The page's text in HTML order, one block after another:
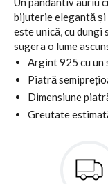
bijuterie elegantă și
este unică, cu dungi
sugera o lume
Argint 925 cu un
Piatră
Dimensiune
Greutate